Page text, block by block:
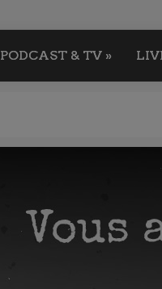
PODCAST & TV »